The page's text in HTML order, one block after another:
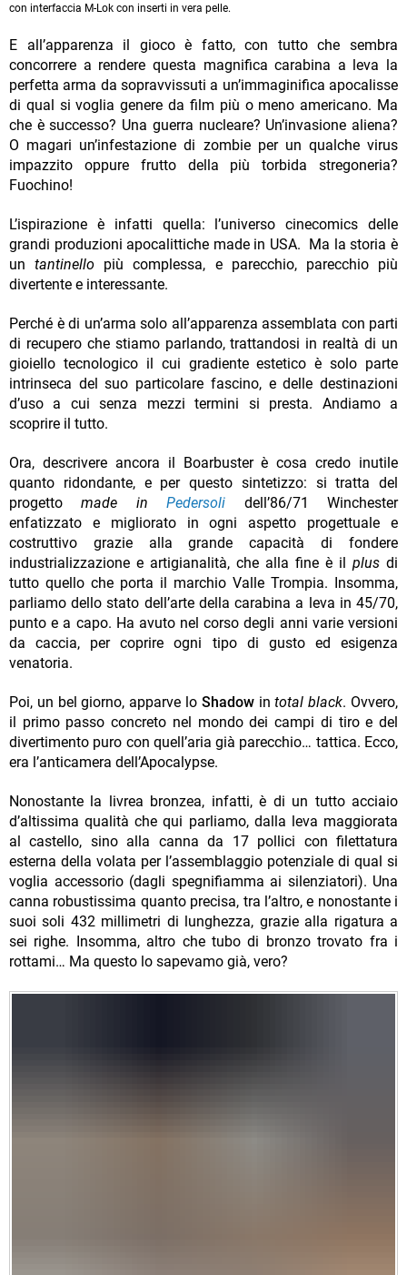
con interfaccia M-Lok con inserti in vera pelle.
E all’apparenza il gioco è fatto, con tutto che sembra
concorrere a rendere questa magnifica carabina a leva la
perfetta arma da sopravvissuti a un’immaginifica apocalisse
di qual si voglia genere da film più o meno americano. Ma
che è successo? Una guerra nucleare? Un’invasione aliena?
O magari un’infestazione di zombie per un qualche virus
impazzito oppure frutto della più torbida stregoneria?
Fuochino!
L’ispirazione è infatti quella: l’universo cinecomics delle
grandi produzioni apocalittiche made in USA. Ma la storia è
untantinello più complessa, e parecchio, parecchio più
divertente e interessante.
Perché è di un’arma solo all’apparenza assemblata con parti
di recupero che stiamo parlando, trattandosi in realtà di un
gioiello tecnologico il cui gradiente estetico è solo parte
intrinseca del suo particolare fascino, e delle destinazioni
d’uso a cui senza mezzi termini si presta. Andiamo a
scoprire il tutto.
Ora, descrivere ancora il Boarbuster è cosa credo inutile
quanto ridondante, e per questo sintetizzo: si tratta del
progettomade inPedersoli dell’86/71 Winchester
enfatizzato e migliorato in ogni aspetto progettuale e
costruttivo grazie alla grande capacità di fondere
industrializzazione e artigianalità, che alla fine è il plus di
tutto quello che porta il marchio Valle Trompia. Insomma,
parliamo dello stato dell’arte della carabina a leva in 45/70,
punto e a capo. Ha avuto nel corso degli anni varie versioni
da caccia, per coprire ogni tipo di gusto ed esigenza
venatoria.
Poi, un bel giorno, apparve lo Shadowintotal black. Ovvero,
il primo passo concreto nel mondo dei campi di tiro e del
divertimento puro con quell’aria già parecchio… tattica. Ecco,
era l’anticamera dell’Apocalypse.
Nonostante la livrea bronzea, infatti, è di un tutto acciaio
d’altissima qualità che qui parliamo, dalla leva maggiorata
al castello, sino alla canna da 17 pollici con filettatura
esterna della volata per l’assemblaggio potenziale di qual si
voglia accessorio (dagli spegnifiamma ai silenziatori). Una
canna robustissima quanto precisa, tra l’altro, e nonostante i
suoi soli 432 millimetri di lunghezza, grazie alla rigatura a
sei righe. Insomma, altro che tubo di bronzo trovato fra i
rottami… Ma questo lo sapevamo già, vero?